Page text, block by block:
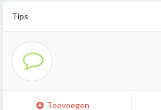
Tips
Toevoegen